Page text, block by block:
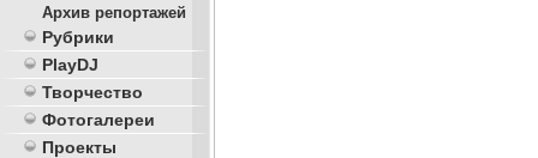
Архив репортажей
Рубрики
PlayDJ
Творчество
Фотогалереи
Проекты